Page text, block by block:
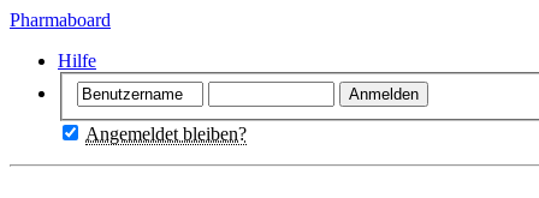
Pharmaboard
Hilfe
Angemeldet bleiben?